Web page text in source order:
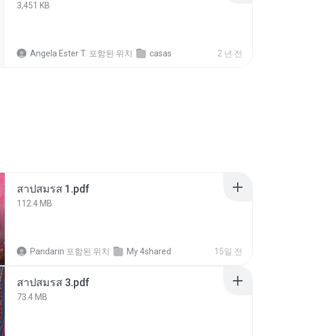
3,451 KB
Angela Ester T. 포함된 위치 casas 2 년 전
สาปสมรส 1.pdf
112.4 MB
Pandarin 포함된 위치 My 4shared 15일 전
สาปสมรส 3.pdf
73.4 MB